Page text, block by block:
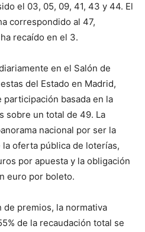
el 03, 05, 09, 41, 43 y 44. El
correspondido al 47,
recaído en el 3.
en el Salón de
del Estado en Madrid,
basada en la
sobre un total de 49. La
nacional por ser la
oferta pública de loterías,
por apuesta y la obligación
euro por boleto.
de premios, la normativa
de la recaudación total se